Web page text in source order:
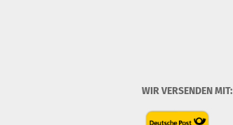
WIR VERSENDEN MIT: